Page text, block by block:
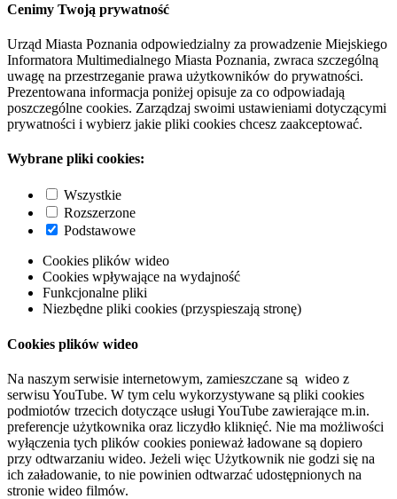
Cenimy Twoją prywatność
Urząd Miasta Poznania odpowiedzialny za prowadzenie Miejskiego
Informatora Multimedialnego Miasta Poznania, zwraca szczególną
uwagę na przestrzeganie prawa użytkowników do prywatności.
Prezentowana informacja poniżej opisuje za co odpowiadają
poszczególne cookies. Zarządzaj swoimi ustawieniami dotyczącymi
prywatności i wybierz jakie pliki cookies chcesz zaakceptować.
Wybrane pliki cookies:
Wszystkie
Rozszerzone
Podstawowe
Cookies plików wideo
Cookies wpływające na wydajność
Funkcjonalne pliki
Niezbędne pliki cookies (przyspieszają stronę)
Cookies plików wideo
Na naszym serwisie internetowym, zamieszczane są wideo z
serwisu YouTube. W tym celu wykorzystywane są pliki cookies
podmiotów trzecich dotyczące usługi YouTube zawierające m.in.
preferencje użytkownika oraz liczydło kliknięć. Nie ma możliwości
wyłączenia tych plików cookies ponieważ ładowane są dopiero
przy odtwarzaniu wideo. Jeżeli więc Użytkownik nie godzi się na
ich załadowanie, to nie powinien odtwarzać udostępnionych na
stronie wideo filmów.